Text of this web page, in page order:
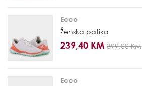
Ecco
Ženska patika
239,40 KM 399,00 KM
Ecco